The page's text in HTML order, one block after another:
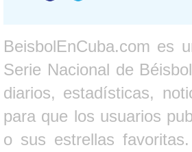
BeisbolEnCuba.com es
Serie Nacional de
diarios, estadísticas,
para que los usuarios
o sus estrellas